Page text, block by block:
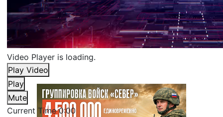
Video Player is loading.
Play Video
Play
Mute
Current Time0:00